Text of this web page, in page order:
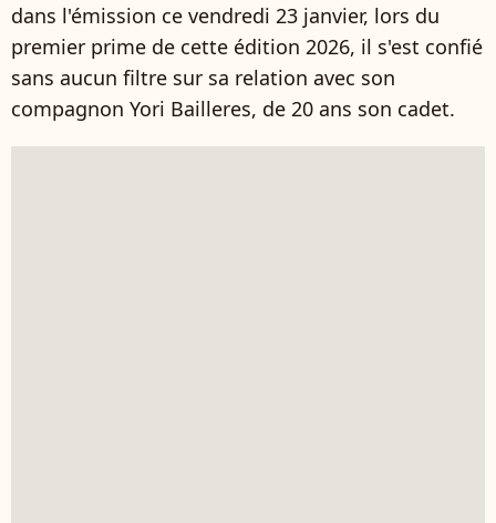
dans l'émission ce vendredi 23 janvier, lors du
premier prime de cette édition 2026, il s'est confié
sans aucun filtre sur sa relation avec son
compagnon Yori Bailleres, de 20 ans son cadet.